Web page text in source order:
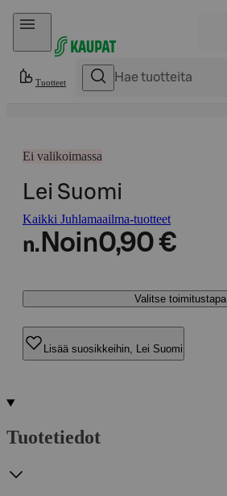
Hyppää sisältöön
Tuotteet
Ei valikoimassa
Lei Suomi
Kaikki Juhlamaailma-tuotteet
n. Noin0,90 €
Valitse toimitustapa
Lisää suosikkeihin, Lei Suomi
Tuotetiedot